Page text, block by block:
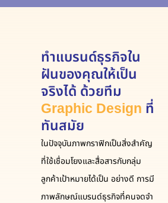
ทำแบรนด์ธุรกิจใน
ฝันของคุณให้เป็น
จริงได้ ด้วยทีม
Graphic Design ที่
ทันสมัย
ในปัจจุบันภาพกราฟิกเป็นสิ่งสำคัญ
ที่ใช้เชื่อมโยงและสื่อสารกับกลุ่ม
ลูกค้าเป้าหมายได้เป็น อย่างดี การมี
ภาพลักษณ์แบรนด์ธุรกิจที่คนจดจำ